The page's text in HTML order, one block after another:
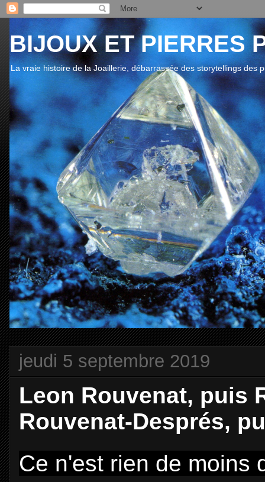
BIJOUX ET PIERRES
La vraie histoire de la Joaillerie, débarrassée des storytellings des
jeudi 5 septembre 2019
Leon Rouvenat, puis
Rouvenat-Després,
Ce n'est rien de moins